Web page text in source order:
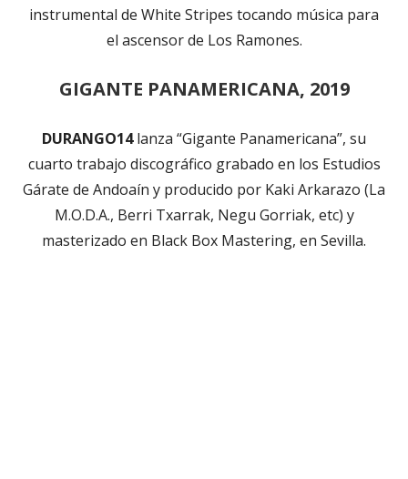
instrumental de White Stripes tocando música para
el ascensor de Los Ramones.
GIGANTE PANAMERICANA, 2019
DURANGO14lanza “Gigante Panamericana”, su
cuarto trabajo discográfico grabado en los Estudios
Gárate de Andoaín y producido por Kaki Arkarazo (La
M.O.D.A., Berri Txarrak, Negu Gorriak, etc) y
masterizado en Black Box Mastering, en Sevilla.